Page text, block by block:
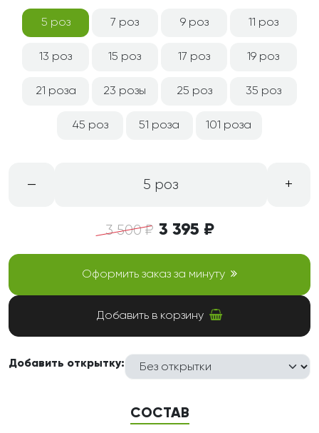
5 роз 7 роз 9 роз 11 роз
13 роз 15 роз 17 роз 19 роз
21 роза 23 розы 25 роз 35 роз
45 роз 51 роза 101 роза
– 5 роз +
3 500 ₽ 3 395 ₽
Оформить заказ за минуту
Добавить в корзину
Добавить открытку:
СОСТАВ